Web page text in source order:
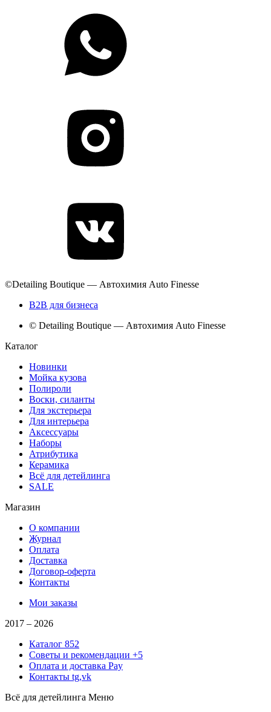
©Detailing Boutique — Автохимия Auto Finesse
B2B для бизнеса
© Detailing Boutique — Автохимия Auto Finesse
Каталог
Новинки
Мойка кузова
Полироли
Воски, силанты
Для экстерьера
Для интерьера
Аксессуары
Наборы
Атрибутика
Керамика
Всё для детейлинга
SALE
Магазин
О компании
Журнал
Оплата
Доставка
Договор-оферта
Контакты
Мои заказы
2017 – 2026
Каталог 852
Советы и рекомендации +5
Оплата и доставка Pay
Контакты tg,vk
Всё для детейлинга Меню